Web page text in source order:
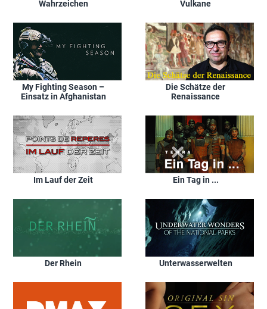
Wahrzeichen
Vulkane
My Fighting Season –
Einsatz in Afghanistan
Die Schätze der
Renaissance
Im Lauf der Zeit Ein Tag in ...
Der Rhein Unterwasserwelten